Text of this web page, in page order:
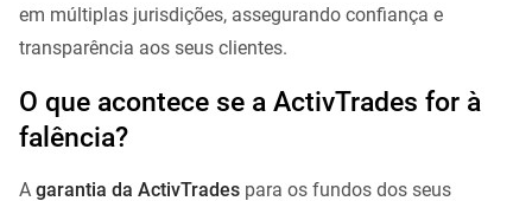
em múltiplas jurisdições, assegurando confiança e
transparência aos seus clientes.
O que acontece se a ActivTrades for à
falência?
A garantia da ActivTrades para os fundos dos seus